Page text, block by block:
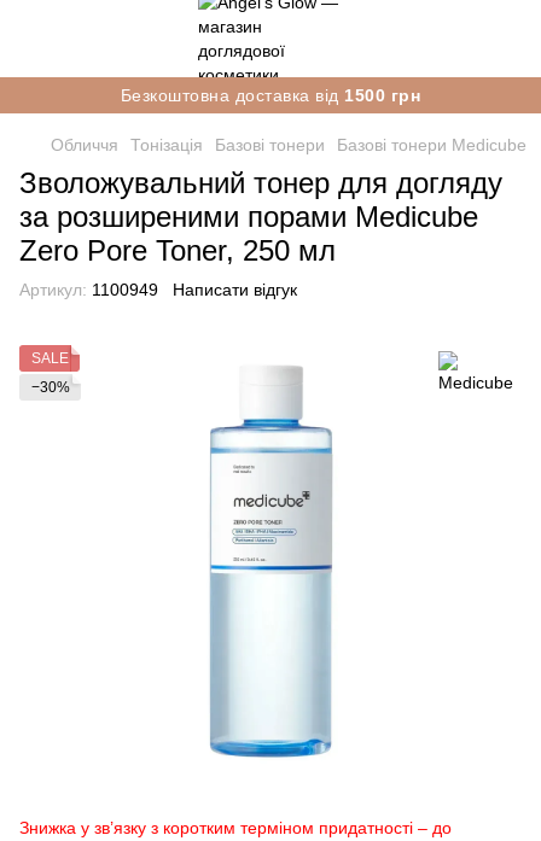
Безкоштовна доставка від 1500 грн
Обличчя Тонізація Базові тонери Базові тонери Medicube
Зволожувальний тонер для догляду
за розширеними порами Medicube
Zero Pore Toner, 250 мл
Артикул: 1100949 Написати відгук
SALE
−30%
Знижка у зв’язку з коротким терміном придатності – до